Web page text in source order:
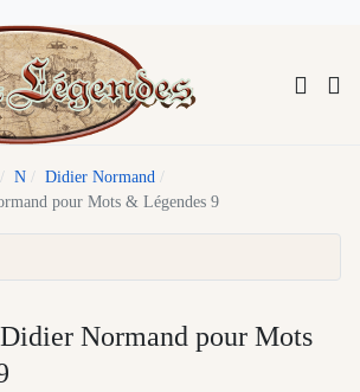
N
Didier Normand
pour Mots & Légendes 9
Normand pour Mots